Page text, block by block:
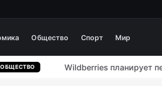
Общество Спорт Мир
Wildberries планирует